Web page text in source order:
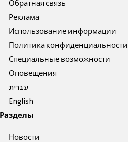
Обратная связь
Реклама
Использование информации
Политика конфиденциальности
Специальные возможности
Оповещения
עברית
English
Разделы
Новости